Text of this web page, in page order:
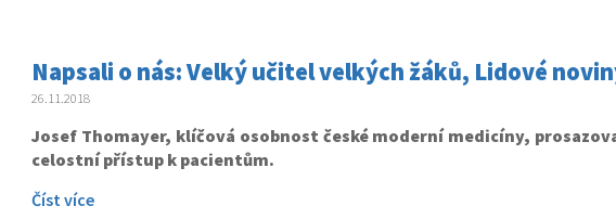
Napsali o nás: Velký učitel velkých žáků, Lidové
26.11.2018
Josef Thomayer, klíčová osobnost české moderní medicíny,
celostní přístup k pacientům.
Číst více